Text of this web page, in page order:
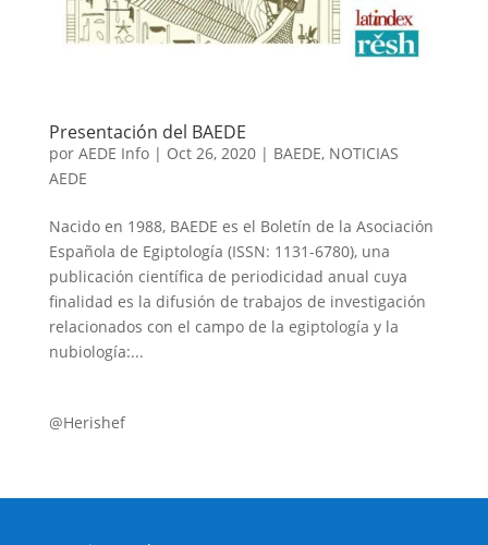
Presentación del BAEDE
por AEDE Info| Oct 26, 2020| BAEDE, NOTICIAS
AEDE
Nacido en 1988, BAEDE es el Boletín de la Asociación
Española de Egiptología (ISSN: 1131-6780), una
publicación científica de periodicidad anual cuya
finalidad es la difusión de trabajos de investigación
relacionados con el campo de la egiptología y la
nubiología:...
@Herishef